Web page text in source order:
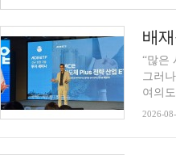
“많은
그러
여의
2026-